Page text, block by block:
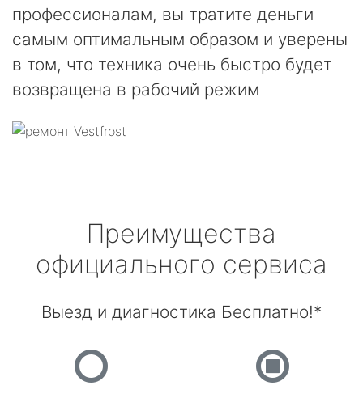
профессионалам, вы тратите деньги
самым оптимальным образом и уверены
в том, что техника очень быстро будет
возвращена в рабочий режим
Преимущества
официального сервиса
Выезд и диагностика Бесплатно!*